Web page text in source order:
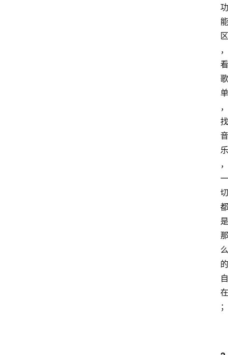
功
能
区
，
看
歌
单
，
找
音
乐
，
一
切
都
是
那
么
的
自
在
；